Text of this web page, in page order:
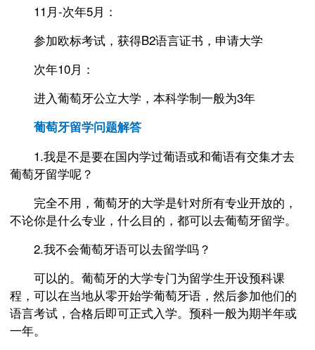
11月-次年5月：
参加欧标考试，获得B2语言证书，申请大学
次年10月：
进入葡萄牙公立大学，本科学制一般为3年
葡萄牙留学问题解答
1.我是不是要在国内学过葡语或和葡语有交集才去
葡萄牙留学呢？
完全不用，葡萄牙的大学是针对所有专业开放的，
不论你是什么专业，什么目的，都可以去葡萄牙留学。
2.我不会葡萄牙语可以去留学吗？
可以的。葡萄牙的大学专门为留学生开设预科课
程，可以在当地从零开始学葡萄牙语，然后参加他们的
语言考试，合格后即可正式入学。预科一般为期半年或
一年。